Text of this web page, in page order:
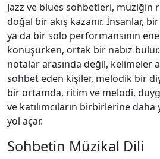
Jazz ve blues sohbetleri, müziğin
doğal bir akış kazanır. İnsanlar,
ya da bir solo performansının
konuşurken, ortak bir nabız
notalar arasında değil, kelimeler
sohbet eden kişiler, melodik bir
bir ortamda, ritim ve melodi,
ve katılımcıların birbirlerine
yol açar.
Sohbetin Müzikal Dili